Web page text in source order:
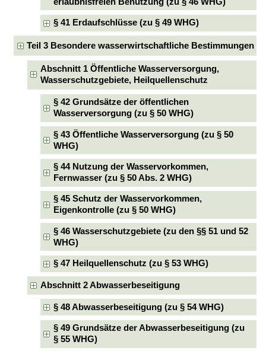
§ 41 Erdaufschlüsse (zu § 49 WHG)
Teil 3 Besondere wasserwirtschaftliche Bestimmungen
Abschnitt 1 Öffentliche Wasserversorgung,
Wasserschutzgebiete, Heilquellenschutz
§ 42 Grundsätze der öffentlichen
Wasserversorgung (zu § 50 WHG)
§ 43 Öffentliche Wasserversorgung (zu § 50
WHG)
§ 44 Nutzung der Wasservorkommen,
Fernwasser (zu § 50 Abs. 2 WHG)
§ 45 Schutz der Wasservorkommen,
Eigenkontrolle (zu § 50 WHG)
§ 46 Wasserschutzgebiete (zu den §§ 51 und 52
WHG)
§ 47 Heilquellenschutz (zu § 53 WHG)
Abschnitt 2 Abwasserbeseitigung
§ 48 Abwasserbeseitigung (zu § 54 WHG)
§ 49 Grundsätze der Abwasserbeseitigung (zu
§ 55 WHG)